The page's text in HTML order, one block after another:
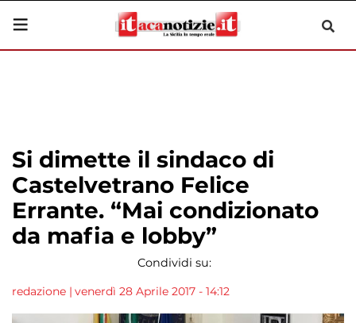
Si dimette il sindaco di
Castelvetrano Felice
Errante. “Mai condizionato
da mafia e lobby”
Condividi su:
redazione | venerdì 28 Aprile 2017 - 14:12